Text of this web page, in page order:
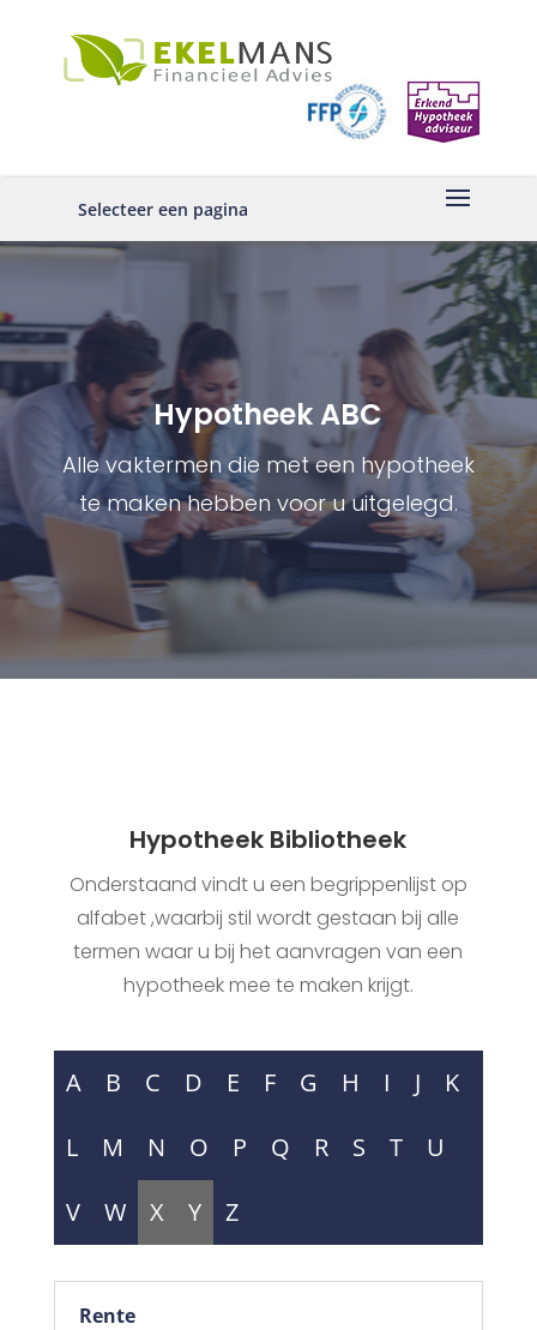
Selecteer een pagina
Hypotheek ABC
Alle vaktermen die met een hypotheek
te maken hebben voor u uitgelegd.
Hypotheek Bibliotheek
Onderstaand vindt u een begrippenlijst op
alfabet ,waarbij stil wordt gestaan bij alle
termen waar u bij het aanvragen van een
hypotheek mee te maken krijgt.
A B C D E F G H I J
K
L
M N O P Q R S T
U
V
W X Y Z
Rente